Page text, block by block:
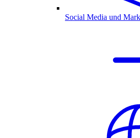
Social Media und